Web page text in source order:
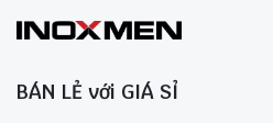
BÁN LẺ với GIÁ SỈ